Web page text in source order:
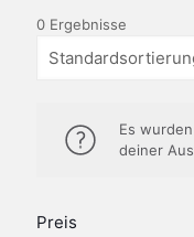
Preis
0 Ergebnisse
Es
deiner